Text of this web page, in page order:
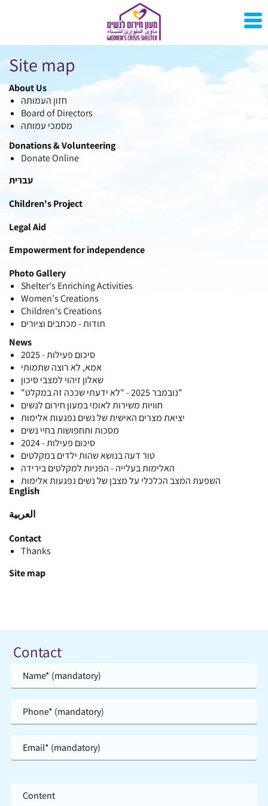
Site map
About Us
חזון העמותה
Board of Directors
מסמכי עמותה
Donations & Volunteering
Donate Online
עברית
Children's Project
Legal Aid
Empowerment for independence
Photo Gallery
Shelter's Enriching Activities
Women's Creations
Children's Creations
תודות - מכתבים וציורים
News
סיכום פעילות - 2025
אמא, לא רוצה שתמותי
שאלון זיהוי למצבי סיכון
"נובמבר 2025 - "לא ידעתי שככה זה במקלט"
חוויות משירות לאומי במעון חירום לנשים
יציאת מצרים האישית של נשים נפגעות אלימות
מסכות ותחפושות בחיי נשים
סיכום פעילות - 2024
טור דעה בנושא שהות ילדים במקלטים
האלימות בעלייה - הפניות למקלטים בירידה
השפעת המצב הכלכלי על מצבן של נשים נפגעות אלימות
English
العربية
Contact
Thanks
Site map
Contact